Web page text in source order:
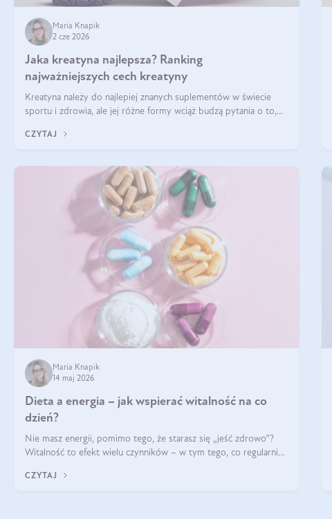
Maria Knapik
2 cze 2026
Jaka kreatyna najlepsza? Ranking
najważniejszych cech kreatyny
Kreatyna należy do najlepiej znanych suplementów w świecie
sportu i zdrowia, ale jej różne formy wciąż budzą pytania o to,
przyglądamy się temu, jaka forma kreatyny jest najlepsza.
CZYTAJ
Maria Knapik
14 maj 2026
Dieta a energia – jak wspierać witalność na co
dzień?
Nie masz energii, pomimo tego, że starasz się „jeść zdrowo”?
Witalność to efekt wielu czynników – w tym tego, co regularnie
się w zależności od osoby
CZYTAJ